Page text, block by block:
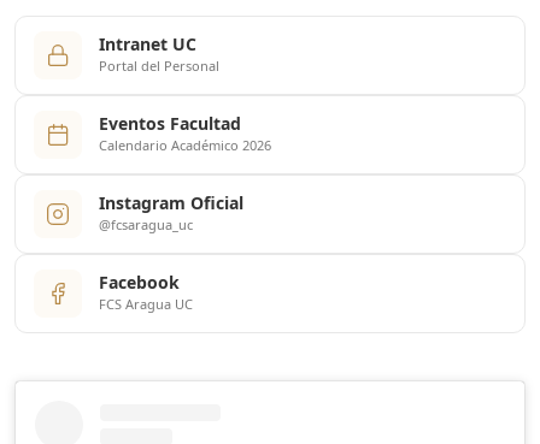
Intranet UC
Portal del Personal
Eventos Facultad
Calendario Académico 2026
Instagram Oficial
@fcsaragua_uc
Facebook
FCS Aragua UC